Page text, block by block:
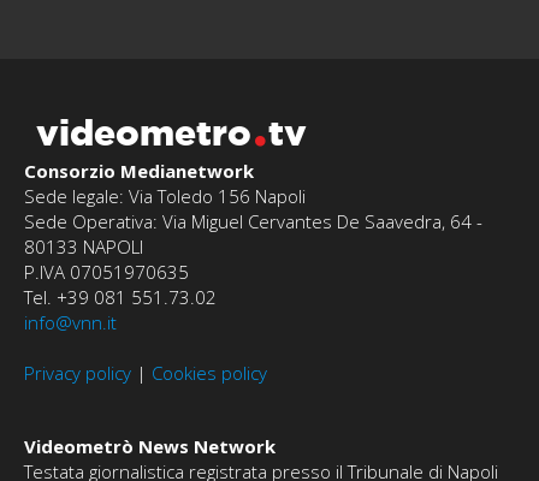
videometro tv
Consorzio Medianetwork
Sede legale: Via Toledo 156 Napoli
Sede Operativa: Via Miguel Cervantes De Saavedra, 64 -
80133 NAPOLI
P.IVA 07051970635
Tel. +39 081 551.73.02
info@vnn.it
Privacy policy | Cookies policy
Videometrò News Network
Testata giornalistica registrata presso il Tribunale di Napoli